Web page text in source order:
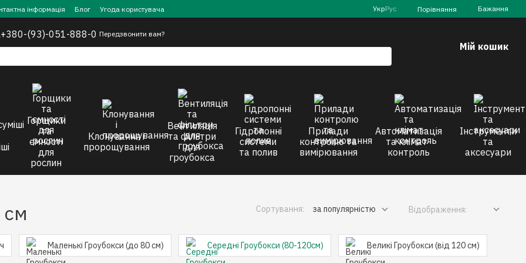
інформація Блог Угода користувача УкрРус Порівняння Бажання
+380-(93)-051-888-0 Передзвонити вам?
Мій кошик
Горщики
та
ємності
для
рослин
Клонування і
пророщування
Вентиляція
та фільтри
для
гроубокса
Гідропонні
системи
та полив
Прилади
контролю та
вимірювання
Автоматизація
та клімат-
контроль
Інструменти
та
аксесуари
см Сортування: за популярністю Відображення:
Маленькі Гроубокси (до 80 см) Середні Гроубокси (80-120см) Великі Гроубокси (від 120 см)